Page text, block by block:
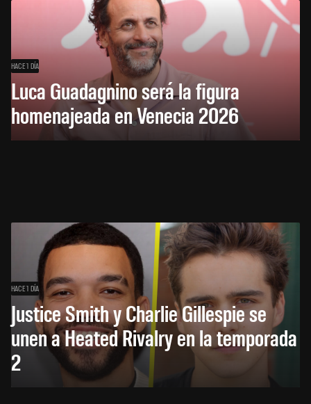
HACE 1 DÍA
Luca Guadagnino será la figura
homenajeada en Venecia 2026
HACE 1 DÍA
Justice Smith y Charlie Gillespie se
unen a Heated Rivalry en la temporada
2